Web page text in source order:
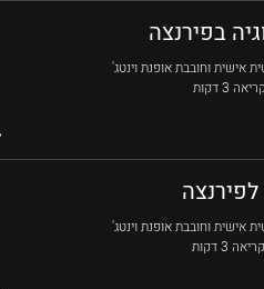
בפירנצה
אישית וחובבת אופנת וינטג'
3 דקות
אישית וחובבת אופנת וינטג'
3 דקות